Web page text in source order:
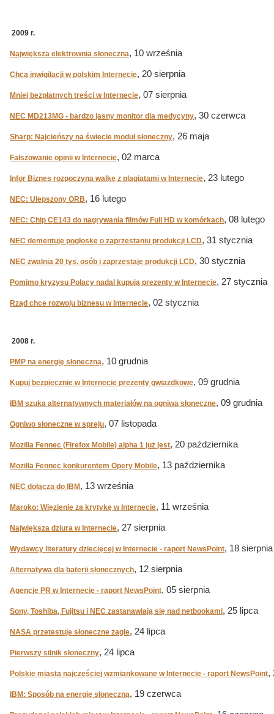
2009 r.
Największa elektrownia słoneczna, 10 września
Chcą inwigilacji w polskim Internecie, 20 sierpnia
Mniej bezpłatnych treści w Internecie, 07 sierpnia
NEC MD213MG - bardzo jasny monitor dla medycyny, 30 czerwca
Sharp: Najcieńszy na świecie moduł słoneczny, 26 maja
Fałszowanie opinii w Internecie, 02 marca
Infor Biznes rozpoczyna walkę z plagiatami w Internecie, 23 lutego
NEC: Ulepszony ORB, 16 lutego
NEC: Chip CE143 do nagrywania filmów Full HD w komórkach, 08 lutego
NEC dementuje pogłoskę o zaprzestaniu produkcji LCD, 31 stycznia
NEC zwalnia 20 tys. osób i zaprzestaje produkcji LCD, 30 stycznia
Pomimo kryzysu Polacy nadal kupują prezenty w Internecie, 27 stycznia
Rząd chce rozwoju biznesu w Internecie, 02 stycznia
2008 r.
PMP na energię słoneczną, 10 grudnia
Kupuj bezpiecznie w Internecie prezenty gwiazdkowe, 09 grudnia
IBM szuka alternatywnych materiałów na ogniwa słoneczne, 09 grudnia
Ogniwo słoneczne w spreju, 07 listopada
Mozilla Fennec (Firefox Mobile) alpha 1 już jest, 20 października
Mozilla Fennec konkurentem Opery Mobile, 13 października
NEC dołącza do IBM , 13 września
Maroko: Więzienie za krytykę w Internecie, 11 września
Największa dziura w Internecie, 27 sierpnia
Wydawcy literatury dziecięcej w Internecie - raport NewsPoint, 18 sierpnia
Alternatywa dla baterii słonecznych, 12 sierpnia
Agencje PR w Internecie - raport NewsPoint, 05 sierpnia
Sony, Toshiba, Fujitsu i NEC zastanawiają się nad netbookami, 25 lipca
NASA przetestuje słoneczne żagle, 24 lipca
Pierwszy silnik słoneczny, 24 lipca
Polskie miasta najczęściej wzmiankowane w Internecie - raport NewsPoint,
IBM: Sposób na energię słoneczną, 19 czerwca